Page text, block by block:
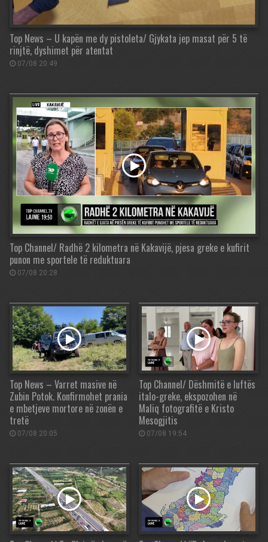
Top News – U kapën me dy pistoleta/ Gjykata jep masat për 5 të
rinjtë, dyshimet për atentat
07/08 20:49
Top Channel/ Radhë 2 kilometra në Kakavijë, pjesa greke e kufirit
punon me sportele të reduktuara
07/08 20:28
Top News – Varret masive në
Zubin Potok. Konfirmohet prania
e mbetjeve mortore në zonën e
tretë
07/08 20:05
Top Channel/ Dëshmitë e luftës
italo-greke, ekspozohen në
Maliq fotografitë e Kristo
Mesogjitis
07/08 19:54